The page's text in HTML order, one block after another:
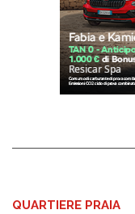
QUARTIERE PRAIA